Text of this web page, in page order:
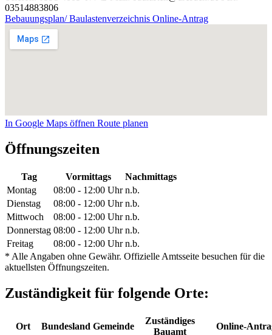
03514883806
Bebauungsplan/ Baulastenverzeichnis Online-Antrag
In Google Maps öffnen Route planen
Öffnungszeiten
Tag Vormittags
Nachmittags
Montag
08:00 - 12:00 Uhr n.b.
Dienstag
08:00 - 12:00 Uhr n.b.
Mittwoch
08:00 - 12:00 Uhr n.b.
Donnerstag 08:00 - 12:00 Uhr n.b.
Freitag
08:00 - 12:00 Uhr n.b.
* Alle Angaben ohne Gewähr. Offizielle Amtsseite besuchen für die
aktuellsten Öffnungszeiten.
Zuständigkeit für folgende Orte:
Ort Bundesland Gemeinde
Zuständiges
Bauamt
Online-